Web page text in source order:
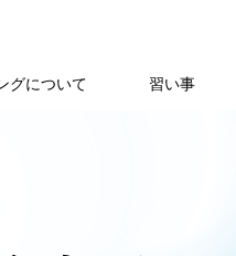
グについて 習い事